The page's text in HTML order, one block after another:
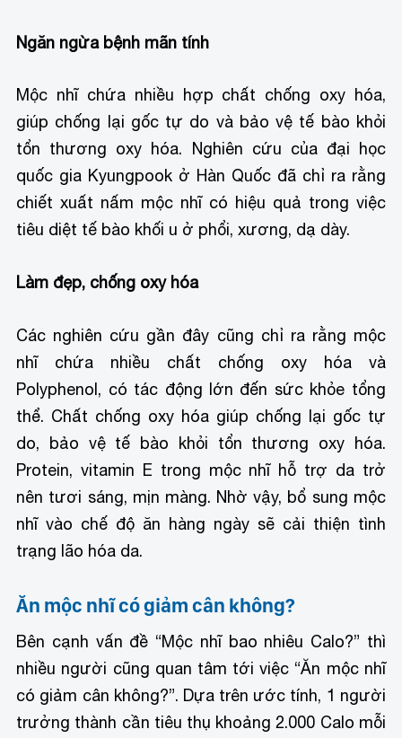
Ngăn ngừa bệnh mãn tính
Mộc nhĩ chứa nhiều hợp chất chống oxy hóa,
giúp chống lại gốc tự do và bảo vệ tế bào khỏi
tổn thương oxy hóa. Nghiên cứu của đại học
quốc gia Kyungpook ở Hàn Quốc đã chỉ ra rằng
chiết xuất nấm mộc nhĩ có hiệu quả trong việc
tiêu diệt tế bào khối u ở phổi, xương, dạ dày.
Làm đẹp, chống oxy hóa
Các nghiên cứu gần đây cũng chỉ ra rằng mộc
nhĩ chứa nhiều chất chống oxy hóa và
Polyphenol, có tác động lớn đến sức khỏe tổng
thể. Chất chống oxy hóa giúp chống lại gốc tự
do, bảo vệ tế bào khỏi tổn thương oxy hóa.
Protein, vitamin E trong mộc nhĩ hỗ trợ da trở
nên tươi sáng, mịn màng. Nhờ vậy, bổ sung mộc
nhĩ vào chế độ ăn hàng ngày sẽ cải thiện tình
trạng lão hóa da.
Ăn mộc nhĩ có giảm cân không?
Bên cạnh vấn đề “Mộc nhĩ bao nhiêu Calo?” thì
nhiều người cũng quan tâm tới việc “Ăn mộc nhĩ
có giảm cân không?”. Dựa trên ước tính, 1 người
trưởng thành cần tiêu thụ khoảng 2.000 Calo mỗi